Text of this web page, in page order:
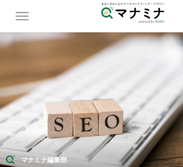
マナミナ編集部